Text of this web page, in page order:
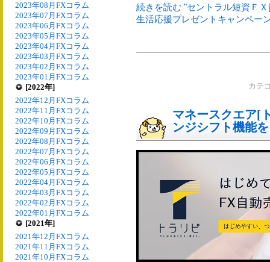
2023年08月FXコラム
2023年07月FXコラム
2023年06月FXコラム
2023年05月FXコラム
2023年04月FXコラム
2023年03月FXコラム
2023年02月FXコラム
2023年01月FXコラム
[2022年]
2022年12月FXコラム
2022年11月FXコラム
2022年10月FXコラム
2022年09月FXコラム
2022年08月FXコラム
2022年07月FXコラム
2022年06月FXコラム
2022年05月FXコラム
2022年04月FXコラム
2022年03月FXコラム
2022年02月FXコラム
2022年01月FXコラム
[2021年]
2021年12月FXコラム
2021年11月FXコラム
2021年10月FXコラム
続きを読む "セントラル短資Ｆ
生活応援プレゼントキャンペー
カテ
マネースクエア[
ンジシフト機能